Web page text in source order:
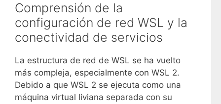
Comprensión de la
configuración de red WSL y la
conectividad de servicios
La estructura de red de WSL se ha vuelto
más compleja, especialmente con WSL 2.
Debido a que WSL 2 se ejecuta como una
máquina virtual liviana separada con su